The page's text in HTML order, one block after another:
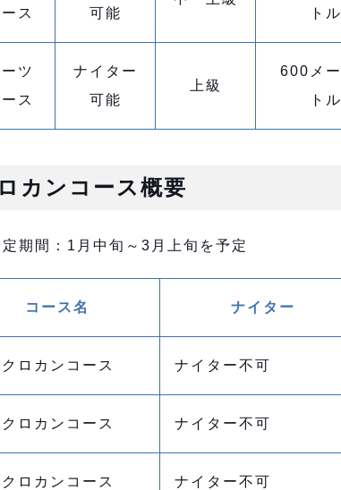
ス
可能
トル
ツ
ス
ナイター
可能
上級
600メー
トル
カンコース概要
定期間：1月中旬～3月上旬を予定
コース名 ナイター
ロカンコース ナイター不可
ロカンコース ナイター不可
クロカンコース ナイター不可